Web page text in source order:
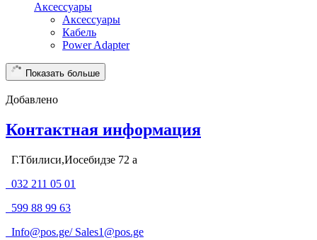
Аксессуары
Аксессуары
Кабель
Power Adapter
Показать больше
Добавлено
Контактная информация
Г.Тбилиси,Иосебидзе 72 а
032 211 05 01
599 88 99 63
Info@pos.ge/ Sales1@pos.ge